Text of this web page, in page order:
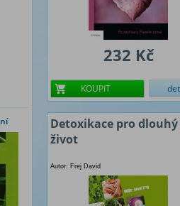
232 Kč
KOUPIT
Detoxikace pro dlouhý
život
Autor: Frej David